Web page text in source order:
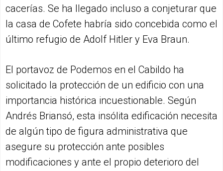
cacerías. Se ha llegado incluso a conjeturar que
la casa de Cofete habría sido concebida como el
último refugio de Adolf Hitler y Eva Braun.
El portavoz de Podemos en el Cabildo ha
solicitado la protección de un edificio con una
importancia histórica incuestionable. Según
Andrés Briansó, esta insólita edificación necesita
de algún tipo de figura administrativa que
asegure su protección ante posibles
modificaciones y ante el propio deterioro del